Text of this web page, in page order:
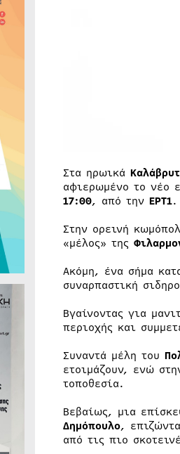
Στα ηρωικά
αφιερωμένο το νέο
17:00, από την ΕΡΤ1.
Στην ορεινή
«μέλος» της
Ακόμη, ένα σήμα
συναρπαστική
Βγαίνοντας για
περιοχής και
Συναντά μέλη του
ετοιμάζουν, ενώ
τοποθεσία.
Βεβαίως, μια
Δημόπουλο,
από τις πιο